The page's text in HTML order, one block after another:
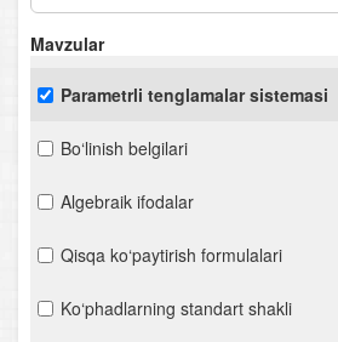
Mavzular
Parametrli tenglamalar sistemasi
Bo‘linish belgilari
Algebraik ifodalar
Qisqa ko‘paytirish formulalari
Ko‘phadlarning standart shakli